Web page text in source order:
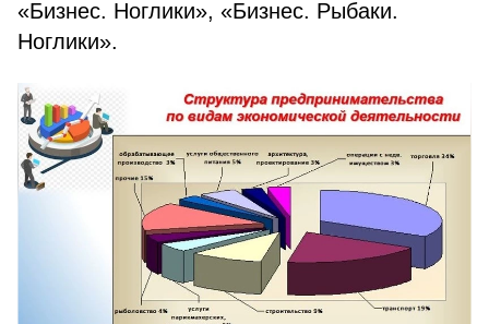
«Бизнес. Ноглики», «Бизнес. Рыбаки.
Ноглики».